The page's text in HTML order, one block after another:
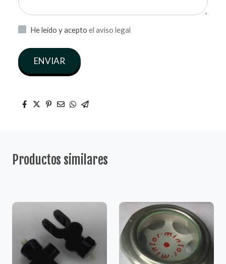
He leído y acepto el aviso legal
ENVIAR
Productos similares